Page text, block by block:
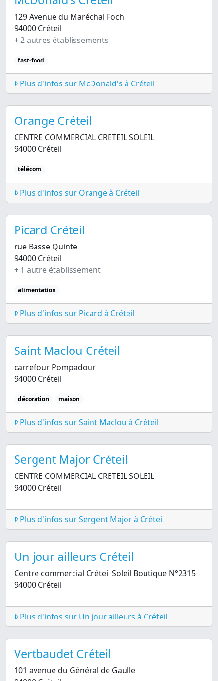
129 Avenue du Maréchal Foch
94000 Créteil
+ 2 autres établissements
fast-food
Plus d'infos sur McDonald's à Créteil
Orange Créteil
CENTRE COMMERCIAL CRETEIL SOLEIL
94000 Créteil
télécom
Plus d'infos sur Orange à Créteil
Picard Créteil
rue Basse Quinte
94000 Créteil
+ 1 autre établissement
alimentation
Plus d'infos sur Picard à Créteil
Saint Maclou Créteil
carrefour Pompadour
94000 Créteil
décoration maison
Plus d'infos sur Saint Maclou à Créteil
Sergent Major Créteil
CENTRE COMMERCIAL CRETEIL SOLEIL
94000 Créteil
Plus d'infos sur Sergent Major à Créteil
Un jour ailleurs Créteil
Centre commercial Créteil Soleil Boutique N°2315
94000 Créteil
Plus d'infos sur Un jour ailleurs à Créteil
Vertbaudet Créteil
101 avenue du Général de Gaulle